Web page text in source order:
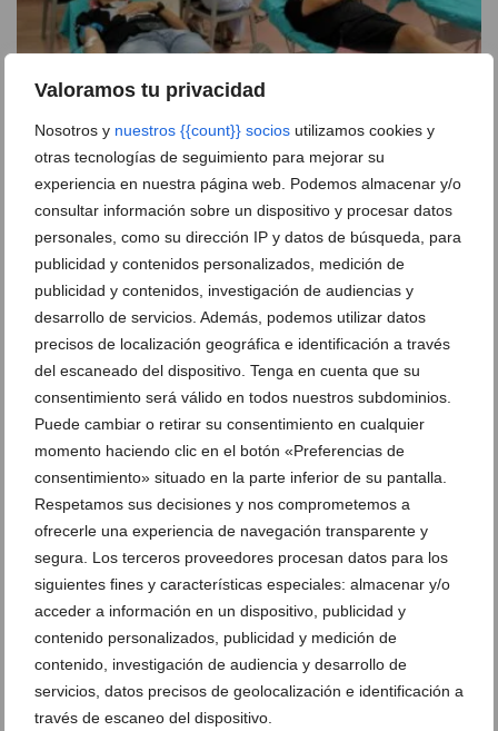
Valoramos tu privacidad
Nosotros y nuestros {{count}} socios utilizamos cookies y
otras tecnologías de seguimiento para mejorar su
experiencia en nuestra página web. Podemos almacenar y/o
consultar información sobre un dispositivo y procesar datos
personales, como su dirección IP y datos de búsqueda, para
publicidad y contenidos personalizados, medición de
publicidad y contenidos, investigación de audiencias y
desarrollo de servicios. Además, podemos utilizar datos
precisos de localización geográfica e identificación a través
del escaneado del dispositivo. Tenga en cuenta que su
consentimiento será válido en todos nuestros subdominios.
Puede cambiar o retirar su consentimiento en cualquier
momento haciendo clic en el botón «Preferencias de
consentimiento» situado en la parte inferior de su pantalla.
Respetamos sus decisiones y nos comprometemos a
ofrecerle una experiencia de navegación transparente y
segura. Los terceros proveedores procesan datos para los
siguientes fines y características especiales: almacenar y/o
acceder a información en un dispositivo, publicidad y
contenido personalizados, publicidad y medición de
contenido, investigación de audiencia y desarrollo de
servicios, datos precisos de geolocalización e identificación a
través de escaneo del dispositivo.
La donación de sangre festera en Dénia logra 51
unidades
03 de agosto de 2026
Arrancan los Moros y Cristianos de Dénia: así fue el
02 de agosto de 2026